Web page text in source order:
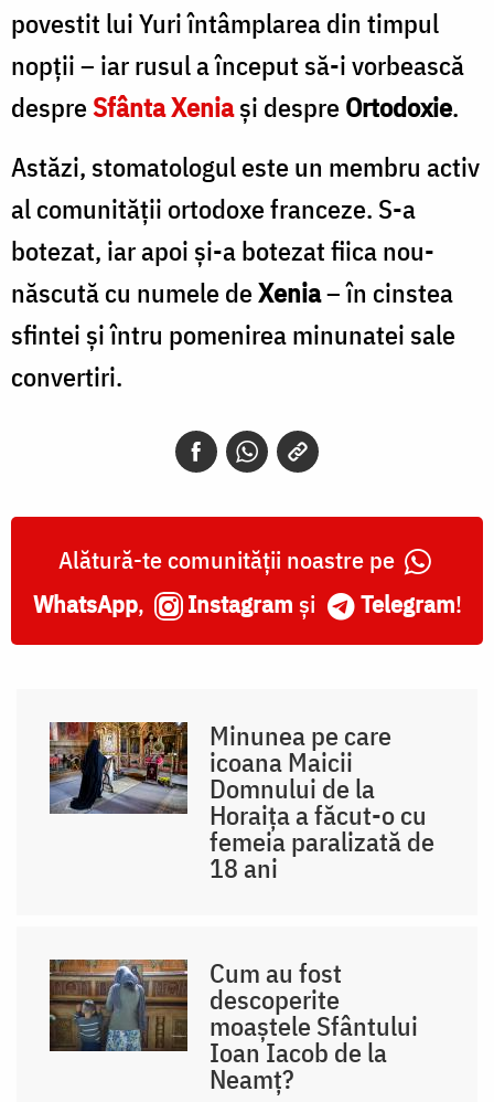
povestit lui Yuri întâmplarea din timpul
nopții – iar rusul a început să-i vorbească
despreSfânta Xeniași despreOrtodoxie.
Astăzi, stomatologul este un membru activ
al comunităţii ortodoxe franceze. S-a
botezat, iar apoi şi-a botezat fiica nou-
născută cu numele deXenia– în cinstea
sfintei şi întru pomenirea minunatei sale
convertiri.
Alătură-te comunității noastre pe
WhatsApp, Instagram și Telegram!
Minunea pe care
icoana Maicii
Domnului de la
Horaița a făcut-o cu
femeia paralizată de
18 ani
Cum au fost
descoperite
moaștele Sfântului
Ioan Iacob de la
Neamț?